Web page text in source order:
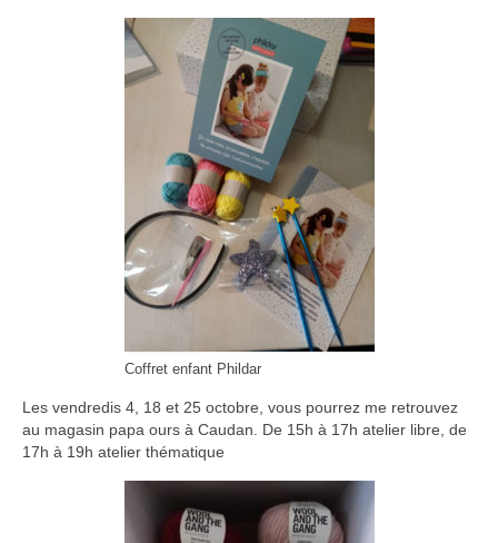
Coffret enfant Phildar
Les vendredis 4, 18 et 25 octobre, vous pourrez me retrouvez
au magasin papa ours à Caudan. De 15h à 17h atelier libre, de
17h à 19h atelier thématique